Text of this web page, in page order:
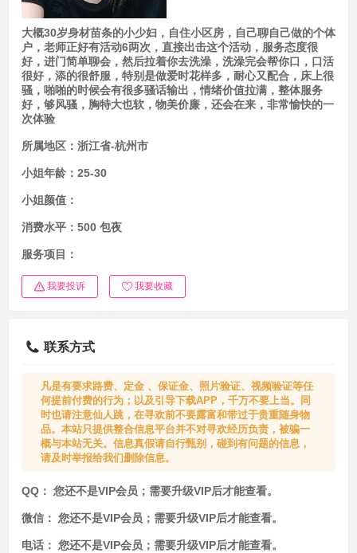
大概30岁身材苗条的小少妇，自住小区房，自己聊自己做的个体
户，老师正好有活动6两次，直接出击这个活动，服务态度很
好，进门简单聊会，然后拉着你去洗澡，洗澡完会帮你口，口活
很好，添的很舒服，特别是做爱时花样多，耐心又配合，床上很
骚，啪啪的时候会有很多骚话输出，情绪价值拉满，整体服务
好，够风骚，胸特大也软，物美价廉，还会在来，非常愉快的一
次体验
所属地区： 浙江省-杭州市
小姐年龄： 25-30
小姐颜值：
消费水平： 500 包夜
服务项目：
我要投诉 我要收藏
联系方式
凡是有要求路费、定金 、保证金、照片验证、视频验证等任
何提前付费的行为；以及引导下载APP，千万不要上当。同
时也请注意仙人跳，在寻欢前不要露富和带过于贵重随身物
品。本站只提供整合信息平台并不对寻欢经历负责，被骗一
概与本站无关。信息真假请自行甄别，碰到有问题的信息，
请及时举报给我们删除信息。
QQ： 您还不是VIP会员；需要升级VIP后才能查看。
微信： 您还不是VIP会员；需要升级VIP后才能查看。
电话： 您还不是VIP会员；需要升级VIP后才能查看。